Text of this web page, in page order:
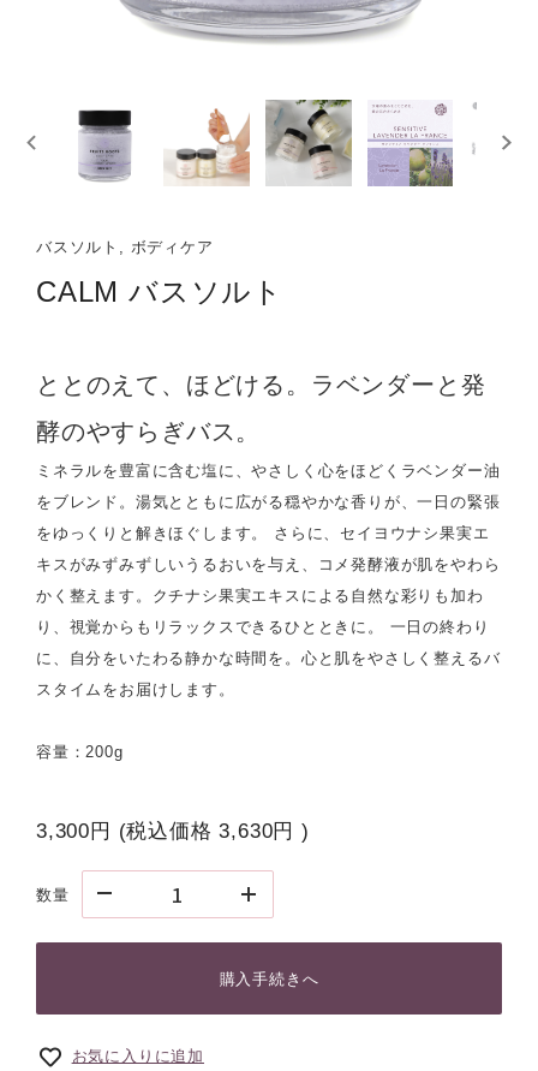
バスソルト, ボディケア
CALM バスソルト
ととのえて、ほどける。ラベンダーと発
酵のやすらぎバス。
ミネラルを豊富に含む塩に、やさしく心をほどくラベンダー油
をブレンド。湯気とともに広がる穏やかな香りが、一日の緊張
をゆっくりと解きほぐします。 さらに、セイヨウナシ果実エ
キスがみずみずしいうるおいを与え、コメ発酵液が肌をやわら
かく整えます。クチナシ果実エキスによる自然な彩りも加わ
り、視覚からもリラックスできるひとときに。 一日の終わり
に、自分をいたわる静かな時間を。心と肌をやさしく整えるバ
スタイムをお届けします。
容量：200g
3,300円 (税込価格3,630円 )
数量
購入手続きへ
お気に入りに追加